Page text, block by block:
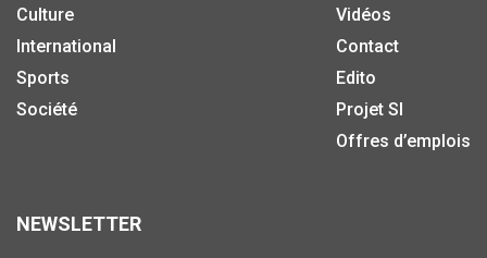
Culture
International
Sports
Société
Vidéos
Contact
Edito
Projet SI
Offres d’emplois
NEWSLETTER